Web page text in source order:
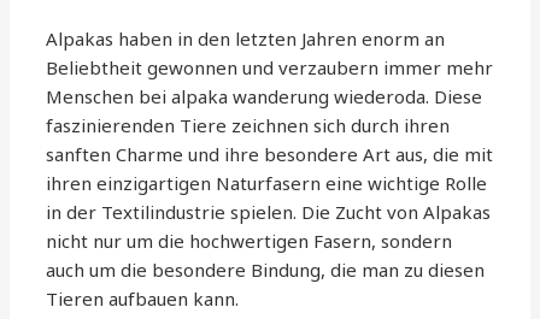
Alpakas haben in den letzten Jahren enorm an
Beliebtheit gewonnen und verzaubern immer mehr
Menschen bei alpaka wanderung wiederoda. Diese
faszinierenden Tiere zeichnen sich durch ihren
sanften Charme und ihre besondere Art aus, die mit
ihren einzigartigen Naturfasern eine wichtige Rolle
in der Textilindustrie spielen. Die Zucht von Alpakas
nicht nur um die hochwertigen Fasern, sondern
auch um die besondere Bindung, die man zu diesen
Tieren aufbauen kann.